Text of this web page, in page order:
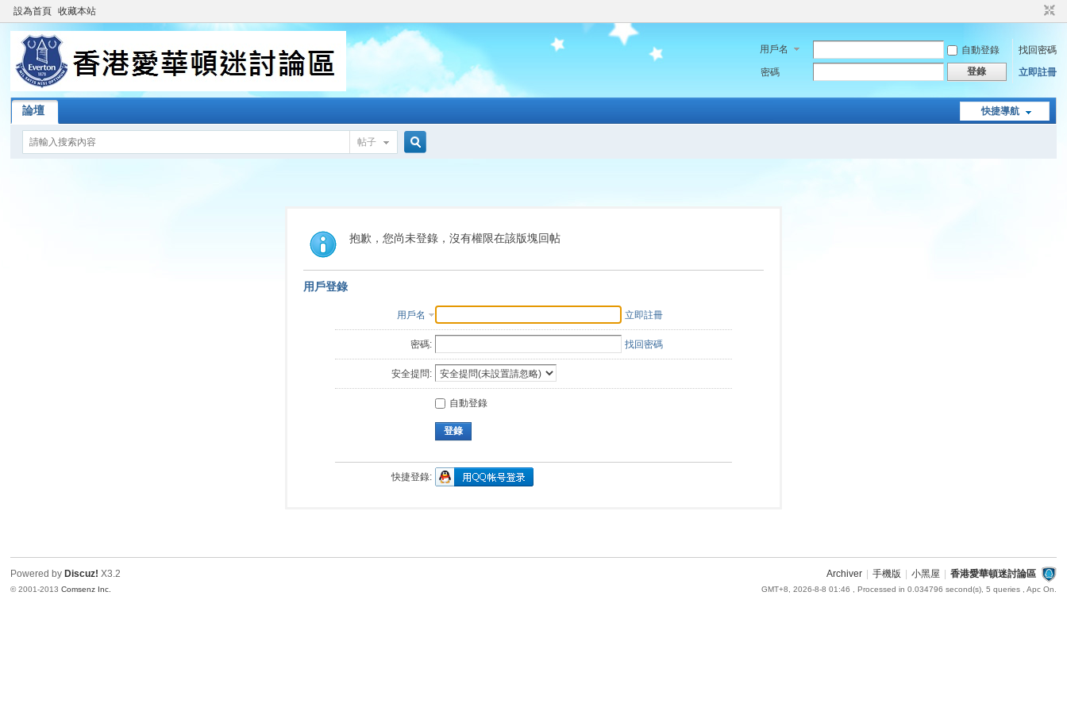
設為首頁 收藏本站
用戶名 自動登錄
找回密碼
密碼
登錄 立即註冊
快捷導航
論壇
帖子
索
抱歉，您尚未登錄，沒有權限在該版塊回帖
用戶登錄
用戶名 立即註冊
密碼: 找回密碼
安全提問:
自動登錄
登錄
快捷登錄:
Archiver 手機版 小黑屋 香港愛華頓迷討論區
GMT+8, 2026-8-8 01:46 , Processed in 0.034796 second(s), 5 queries , Apc On.
Powered by Discuz! X3.2
© 2001-2013Comsenz Inc.